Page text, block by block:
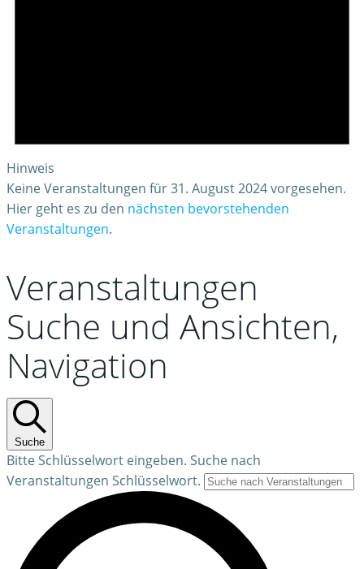
Hinweis
Keine Veranstaltungen für 31. August 2024 vorgesehen.
Hier geht es zu den nächsten bevorstehenden
Veranstaltungen.
Veranstaltungen
Suche und Ansichten,
Navigation
Suche
Bitte Schlüsselwort eingeben. Suche nach
Veranstaltungen Schlüsselwort.